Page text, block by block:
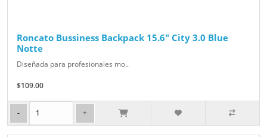
Roncato Bussiness Backpack 15.6" City 3.0 Blue
Notte
Diseñada para profesionales mo..
$109.00